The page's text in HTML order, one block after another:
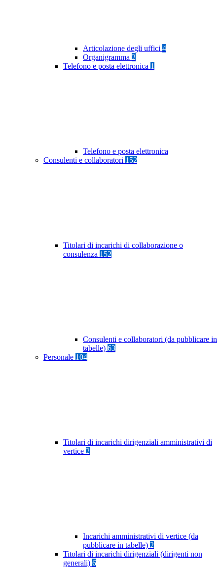
Articolazione degli uffici 4
Organigramma 2
Telefono e posta elettronica 1
Telefono e posta elettronica
Consulenti e collaboratori 152
Titolari di incarichi di collaborazione o
consulenza 152
Consulenti e collaboratori (da pubblicare in
tabelle) 63
Personale 104
Titolari di incarichi dirigenziali amministrativi di
vertice 2
Incarichi amministrativi di vertice (da
pubblicare in tabelle) 2
Titolari di incarichi dirigenziali (dirigenti non
generali) 6